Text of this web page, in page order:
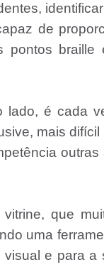
de
braille
lado, é cada
mais
que
uma
e para a